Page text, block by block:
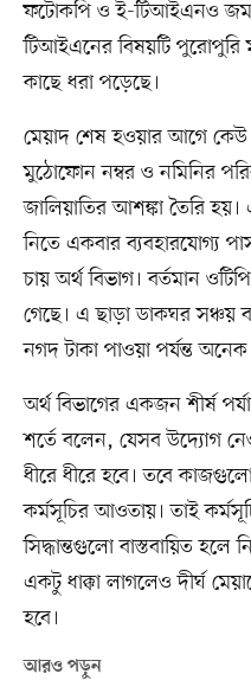
ফটোকপি ও ই-টিআইএনও জমা
টিআইএনের বিষয়টি পুরোপুরি
কাছে ধরা পড়েছে।
মেয়াদ শেষ হওয়ার আগে কেউ
মুঠোফোন নম্বর ও নমিনির
জালিয়াতির আশঙ্কা তৈরি হয়।
নিতে একবার ব্যবহারযোগ্য
চায় অর্থ বিভাগ। বর্তমান
গেছে। এ ছাড়া ডাকঘর সঞ্চয়
নগদ টাকা পাওয়া পর্যন্ত
অর্থ বিভাগের একজন শীর্ষ
শর্তে বলেন, যেসব উদ্যোগ
ধীরে ধীরে হবে। তবে
কর্মসূচির আওতায়। তাই
সিদ্ধান্তগুলো বাস্তবায়িত হলে
একটু ধাক্কা লাগলেও দীর্ঘ
হবে।
আরও পড়ুন